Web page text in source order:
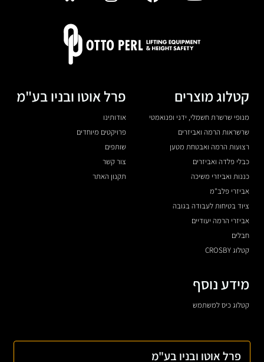
קטלוג מוצרים
מנופי שרשרת חשמלי, ידני ופנואמטי
שרשראות הרמה ואביזרים
רצועות הרמה ואבטחת מטען
כבלי פלדה ואביזרים
כננות ואביזרי משיכה
אביזרי פלב"מ
ציוד בטיחות לעבודה בגובה
אביזרי הרמה יעודיים
חבלים
קטלוג CROSBY
פרל אוטו ובניו בע"מ
אודותינו
פרויקטים מיוחדים
שותפים
צור קשר
תקנון האתר
מידע נוסף
קטלוג כיס למשתמש
פרל אוטו ובניו בע"מ